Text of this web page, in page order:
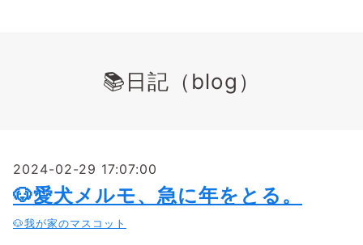
📚日記（blog）
2024-02-29 17:07:00
🐶愛犬メルモ、急に年をとる。
🐶我が家のマスコット